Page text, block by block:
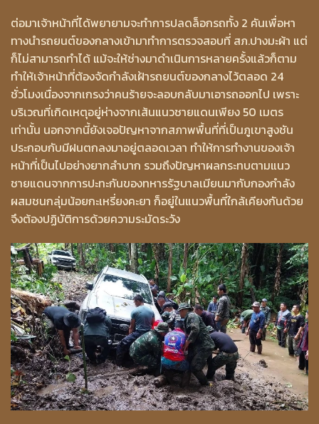
ต่อมาเจ้าหน้าที่ได้พยายามจะทำการปลดล็อกรถทั้ง 2 คันเพื่อหา
ทางนำรถยนต์ของกลางเข้ามาทำการตรวจสอบที่ สภ.ปางมะผ้า แต่
ก็ไม่สามารถทำได้ แม้จะให้ช่างมาดำเนินการหลายครั้งแล้วก็ตาม
ทำให้เจ้าหน้าที่ต้องจัดกำลังเฝ้ารถยนต์ของกลางไว้ตลอด 24
ชั่วโมงเนื่องจากเกรงว่าคนร้ายจะลอบกลับมาเอารถออกไป เพราะ
บริเวณที่เกิดเหตุอยู่ห่างจากเส้นแนวชายแดนเพียง 50 เมตร
เท่านั้น นอกจากนี้ยังเจอปัญหาจากสภาพพื้นที่ที่เป็นภูเขาสูงชัน
ประกอบกับมีฝนตกลงมาอยู่ตลอดเวลา ทำให้การทำงานของเจ้า
หน้าที่เป็นไปอย่างยากลำบาก รวมถึงปัญหาผลกระทบตามแนว
ชายแดนจากการปะทะกันของทหารรัฐบาลเมียนมากับกองกำลัง
ผสมชนกลุ่มน้อยกะเหรี่ยงคะยา ก็อยู่ในแนวพื้นที่ใกล้เคียงกันด้วย
จึงต้องปฏิบัติการด้วยความระมัดระวัง